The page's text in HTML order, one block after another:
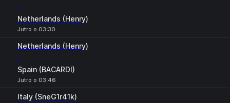
-
Netherlands (Henry)
Jutro o 03:30
Netherlands (Henry)
-
Spain (BACARDI)
Jutro o 03:46
Italy (SneG1r41k)